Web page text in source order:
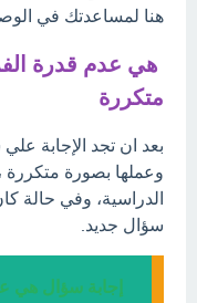
هنا لمساعدتك في
هي عدم قدرة
متكررة
بعد ان تجد الإجابة
وعملها بصورة متكررة
الدراسية، وفي حالة
سؤال جديد.
إجابة سؤال هي